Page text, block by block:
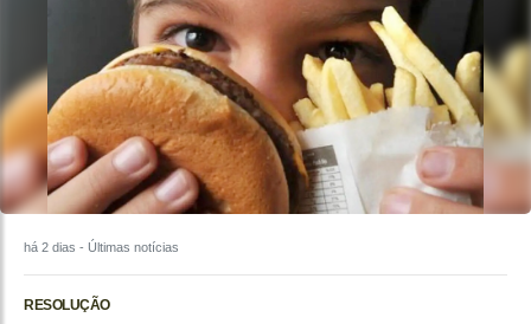
há 2 dias - Últimas notícias
RESOLUÇÃO